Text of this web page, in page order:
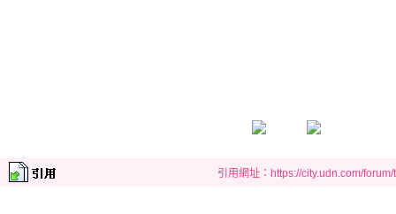
引用網址：https://city.udn.com/